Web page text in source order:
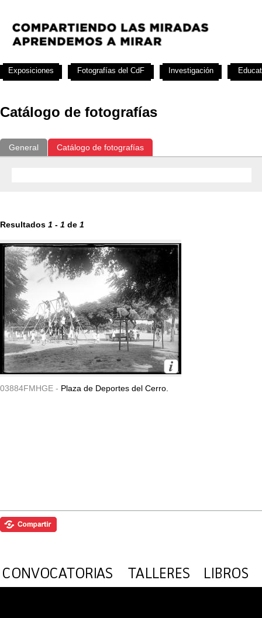
Catálogo de fotografías
General Catálogo de fotografías
Resultados 1 - 1 de 1
03884FMHGE - Plaza de Deportes del Cerro.
Exposiciones Fotografías del CdF Investigación